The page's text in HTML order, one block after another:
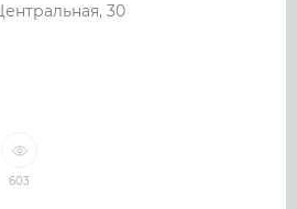
30
603